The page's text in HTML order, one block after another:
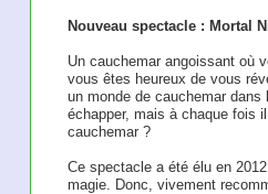
Nouveau spectacle : Mortal
Un cauchemar angoissant où
vous êtes heureux de vous
un monde de cauchemar dans
échapper, mais à chaque fois
cauchemar ?
Ce spectacle a été élu en
magie. Donc, vivement